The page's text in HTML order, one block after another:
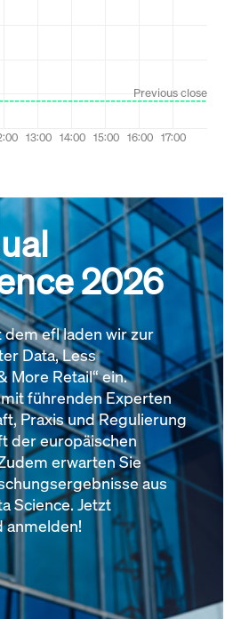
2026
efl laden wir zur
Data, Less
More Retail“ ein.
führenden Experten
Praxis und Regulierung
der europäischen
erwarten Sie
aus
Science. Jetzt
anmelden!